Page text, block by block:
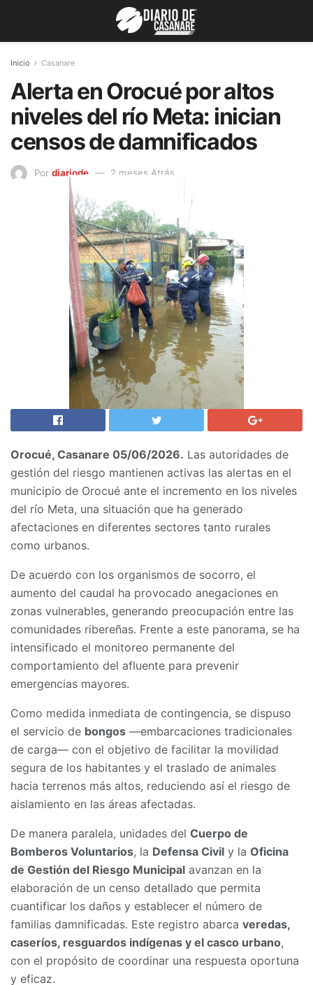
Inicio Casanare
Alerta en Orocué por altos
niveles del río Meta: inician
censos de damnificados
Por diariode 2 meses Atrás
Orocué, Casanare 05/06/2026. Las autoridades de
gestión del riesgo mantienen activas las alertas en el
municipio de Orocué ante el incremento en los niveles
del río Meta, una situación que ha generado
afectaciones en diferentes sectores tanto rurales
como urbanos.
De acuerdo con los organismos de socorro, el
aumento del caudal ha provocado anegaciones en
zonas vulnerables, generando preocupación entre las
comunidades ribereñas. Frente a este panorama, se ha
intensificado el monitoreo permanente del
comportamiento del afluente para prevenir
emergencias mayores.
Como medida inmediata de contingencia, se dispuso
el servicio de bongos —embarcaciones tradicionales
de carga— con el objetivo de facilitar la movilidad
segura de los habitantes y el traslado de animales
hacia terrenos más altos, reduciendo así el riesgo de
aislamiento en las áreas afectadas.
De manera paralela, unidades del Cuerpo de
Bomberos Voluntarios, la Defensa Civil y la Oficina
de Gestión del Riesgo Municipal avanzan en la
elaboración de un censo detallado que permita
cuantificar los daños y establecer el número de
familias damnificadas. Este registro abarca veredas,
caseríos, resguardos indígenas y el casco urbano,
con el propósito de coordinar una respuesta oportuna
y eficaz.